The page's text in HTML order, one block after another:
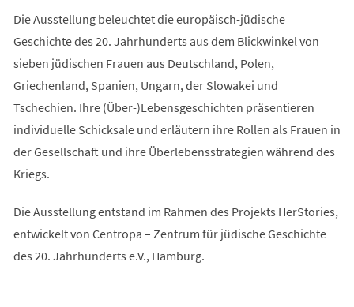
Die Ausstellung beleuchtet die europäisch-jüdische
Geschichte des 20. Jahrhunderts aus dem Blickwinkel von
sieben jüdischen Frauen aus Deutschland, Polen,
Griechenland, Spanien, Ungarn, der Slowakei und
Tschechien. Ihre (Über-)Lebensgeschichten präsentieren
individuelle Schicksale und erläutern ihre Rollen als Frauen in
der Gesellschaft und ihre Überlebensstrategien während des
Kriegs.
Die Ausstellung entstand im Rahmen des Projekts HerStories,
entwickelt von Centropa – Zentrum für jüdische Geschichte
des 20. Jahrhunderts e.V., Hamburg.